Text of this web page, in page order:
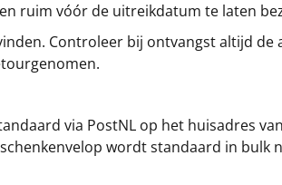
ruim vóór de uitreikdatum te laten
Controleer bij ontvangst altijd de
via PostNL op het huisadres
wordt standaard in bulk